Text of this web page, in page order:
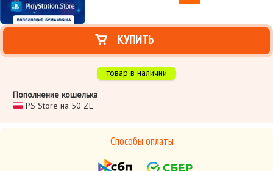
КУПИТЬ
товар в наличии
Пополнение кошелька
PS Store на 50 ZL
Способы оплаты